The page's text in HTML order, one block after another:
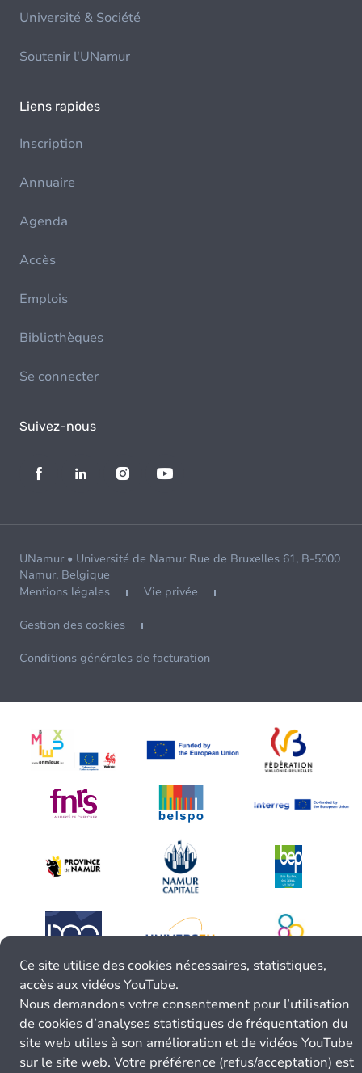
Université & Société
Soutenir l'UNamur
Liens rapides
Inscription
Annuaire
Agenda
Accès
Emplois
Bibliothèques
Se connecter
Suivez-nous
UNamur • Université de Namur Rue de Bruxelles 61, B-5000
Namur, Belgique
Mentions légales
Vie privée
Gestion des cookies
Conditions générales de facturation
Ce site utilise des cookies nécessaires, statistiques,
accès aux vidéos YouTube.
Nous demandons votre consentement pour l’utilisation
de cookies d’analyses statistiques de fréquentation du
site web utiles à son amélioration et de vidéos YouTube
sur le site web. Votre préférence (refus/acceptation) est